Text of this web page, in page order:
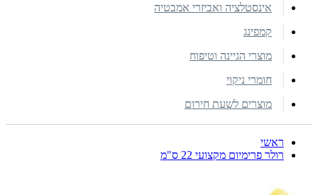
אינסטלציה ואביזרי אמבטיה
קמפינג
מוצרי הגיינה וטיפוח
חומרי ניקוי
מוצרים לשעת חירום
ראשי
רולר פרימיום מקצועי 22 ס"מ